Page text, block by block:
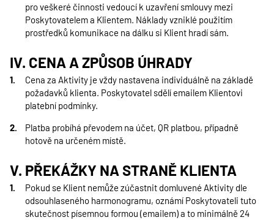
pro veškeré činnosti vedoucí k uzavření smlouvy mezi
Poskytovatelem a Klientem. Náklady vzniklé použitím
prostředků komunikace na dálku si Klient hradí sám.
IV. CENA A ZPŮSOB ÚHRADY
Cena za Aktivity je vždy nastavena individuálně na základě
požadavků klienta. Poskytovatel sdělí emailem Klientovi
platební podmínky.
Platba probíhá převodem na účet, QR platbou, případně
hotově na určeném místě.
V. PŘEKÁŽKY NA STRANĚ KLIENTA
Pokud se Klient nemůže zúčastnit domluvené Aktivity dle
odsouhlaseného harmonogramu, oznámí Poskytovateli tuto
skutečnost písemnou formou (emailem) a to minimálně 24